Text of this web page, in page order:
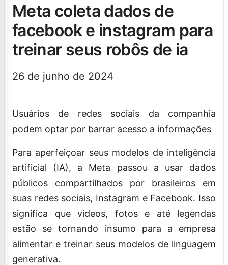
meta coleta dados de
facebook e instagram para
treinar seus robôs de ia
26 de junho de 2024
Usuários de redes sociais da companhia
podem optar por barrar acesso a informações
Para aperfeiçoar seus modelos de inteligência
artificial (IA), a Meta passou a usar dados
públicos compartilhados por brasileiros em
suas redes sociais, Instagram e Facebook. Isso
significa que vídeos, fotos e até legendas
estão se tornando insumo para a empresa
alimentar e treinar seus modelos de linguagem
generativa.